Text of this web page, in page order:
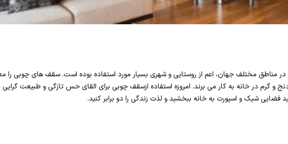
مناطق مختلف جهان، اعم از روستایی و شهری بسیار مورد استفاده بوده است. سقف های چوبی را
و گرم در خانه به کار می برند. امروزه استفاده ازسقف چوبی برای القای حس تازگی و طبیعت گرایی
فضایی شیک و اسپورت به خانه ببخشید و لذت زندگی را دو برابر کنید.